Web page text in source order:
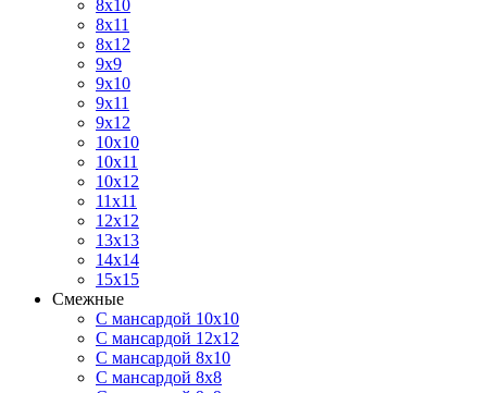
8х10
8х11
8х12
9х9
9х10
9х11
9х12
10х10
10х11
10х12
11х11
12х12
13х13
14х14
15х15
Смежные
С мансардой 10х10
С мансардой 12х12
С мансардой 8х10
С мансардой 8х8